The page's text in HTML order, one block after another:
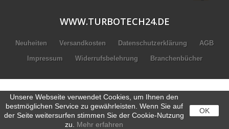
WWW.TURBOTECH24.DE
Neuheiten Versandkosten Datenschutzerklärung
AGB
Impressum
Widerrufsbelehrung Branchenbücher
Unsere Webseite verwendet Cookies, um Ihnen den
bestmöglichen Service zu gewährleisten. Wenn Sie auf
der Seite weitersurfen stimmen Sie der Cookie-Nutzung
zu. Mehr erfahren
OK